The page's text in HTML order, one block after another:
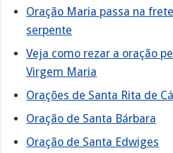
Oração Maria passa na
serpente
Veja como rezar a oração
Virgem Maria
Orações de Santa Rita de
Oração de Santa Bárbara
Oração de Santa Edwiges